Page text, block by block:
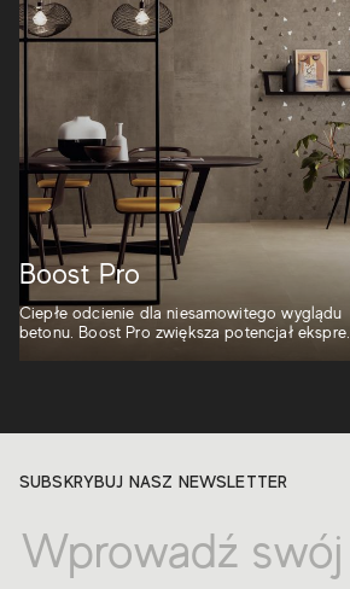
Boost Pro
Ciepłe odcienie dla niesamowitego wyglądu
betonu. Boost Pro zwiększa potencjał ekspre...
SUBSKRYBUJ NASZ NEWSLETTER